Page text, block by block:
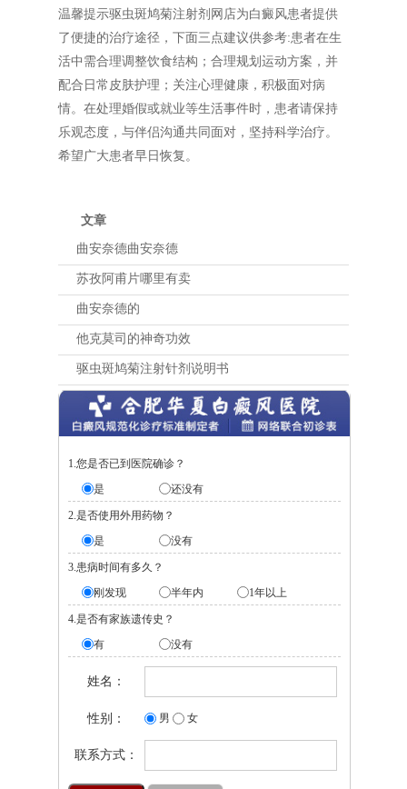
温馨提示驱虫斑鸠菊注射剂网店为白癜风患者提供
了便捷的治疗途径，下面三点建议供参考:患者在生
活中需合理调整饮食结构；合理规划运动方案，并
配合日常皮肤护理；关注心理健康，积极面对病
情。在处理婚假或就业等生活事件时，患者请保持
乐观态度，与伴侣沟通共同面对，坚持科学治疗。
希望广大患者早日恢复。
文章
曲安奈德曲安奈德
苏孜阿甫片哪里有卖
曲安奈德的
他克莫司的神奇功效
驱虫斑鸠菊注射针剂说明书
1.您是否已到医院确诊？
是
还没有
2.是否使用外用药物？
是
没有
3.患病时间有多久？
刚发现
半年内 1年以上
4.是否有家族遗传史？
有
没有
姓名：
性别： 男 女
联系方式：